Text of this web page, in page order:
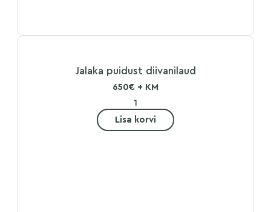
Jalaka puidust diivanilaud
650€ + KM
Lisa korvi